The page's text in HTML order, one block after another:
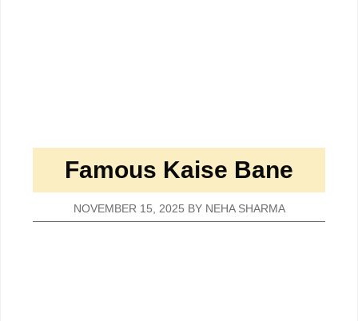
Famous Kaise Bane
NOVEMBER 15, 2025 BY NEHA SHARMA